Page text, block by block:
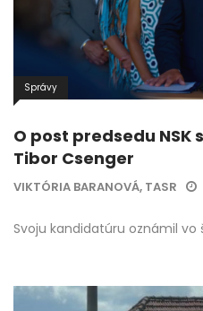
Správy
O post predsedu
Tibor Csenger
VIKTÓRIA BARANOVÁ, TASR
Svoju kandidatúru oznámil vo